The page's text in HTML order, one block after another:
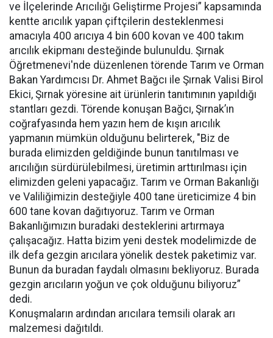
ve İlçelerinde Arıcılığı Geliştirme Projesi” kapsamında
kentte arıcılık yapan çiftçilerin desteklenmesi
amacıyla 400 arıcıya 4 bin 600 kovan ve 400 takım
arıcılık ekipmanı desteğinde bulunuldu. Şırnak
Öğretmenevi'nde düzenlenen törende Tarım ve Orman
Bakan Yardımcısı Dr. Ahmet Bağcı ile Şırnak Valisi Birol
Ekici, Şırnak yöresine ait ürünlerin tanıtımının yapıldığı
stantları gezdi. Törende konuşan Bağcı, Şırnak’ın
coğrafyasında hem yazın hem de kışın arıcılık
yapmanın mümkün olduğunu belirterek, "Biz de
burada elimizden geldiğinde bunun tanıtılması ve
arıcılığın sürdürülebilmesi, üretimin arttırılması için
elimizden geleni yapacağız. Tarım ve Orman Bakanlığı
ve Valiliğimizin desteğiyle 400 tane üreticimize 4 bin
600 tane kovan dağıtıyoruz. Tarım ve Orman
Bakanlığımızın buradaki desteklerini artırmaya
çalışacağız. Hatta bizim yeni destek modelimizde de
ilk defa gezgin arıcılara yönelik destek paketimiz var.
Bunun da buradan faydalı olmasını bekliyoruz. Burada
gezgin arıcıların yoğun ve çok olduğunu biliyoruz”
dedi.
Konuşmaların ardından arıcılara temsili olarak arı
malzemesi dağıtıldı.